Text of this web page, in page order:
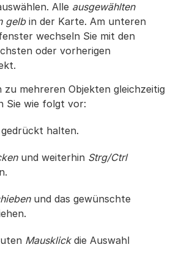
Alle ausgewählten
gelbin der Karte. Am unteren
wechseln Sie mit den
oder vorherigen
mehreren Objekten gleichzeitig
Sie wie folgt vor:
halten.
und weiterhin Strg/Ctrl
und das gewünschte
Mausklickdie Auswahl